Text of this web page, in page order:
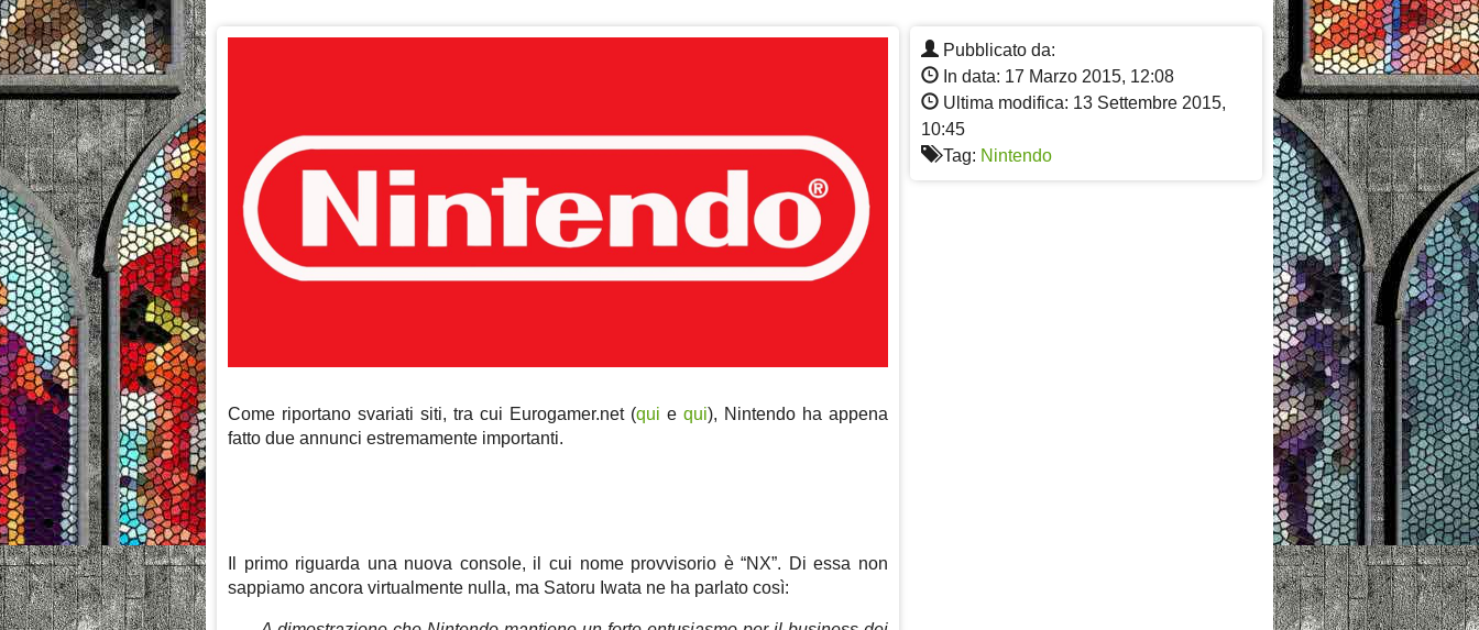
Pubblicato da:
In data: 17 Marzo 2015, 12:08
Ultima modifica: 13 Settembre 2015,
10:45
Tag: Nintendo
Come riportano svariati siti, tra cui Eurogamer.net (qui e qui), Nintendo ha appena
fatto due annunci estremamente importanti.
Il primo riguarda una nuova console, il cui nome provvisorio è “NX”. Di essa non
sappiamo ancora virtualmente nulla, ma Satoru Iwata ne ha parlato così: